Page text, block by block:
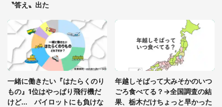
〝答え〟出た
一緒に働きたい『はたらくのり
もの』1位はやっぱり飛行機だ
けど... パイロットにも負けな
年越しそばって大みそかのいつ
ごろ食べてる？→全国調査の結
果、栃木だけちょっと早かった